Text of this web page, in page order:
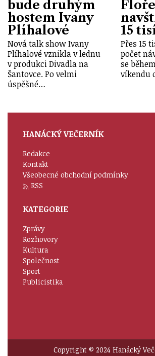
bude druhým
hostem Ivany
Plíhalové
Nová talk show Ivany
Plíhalové vznikla v lednu
v produkci Divadla na
Šantovce. Po velmi
úspěšné…
Floře
15
Přes 15
počet
se
víkendu
HANÁCKÝ VEČERNÍK
Redakce
Kontakt
Všeobecné obchodní podmínky
RSS
KATEGORIE
Zprávy
Rozhovory
Kultura
Společnost
Sport
Publicistika
Copyright © 2024 Hanácký